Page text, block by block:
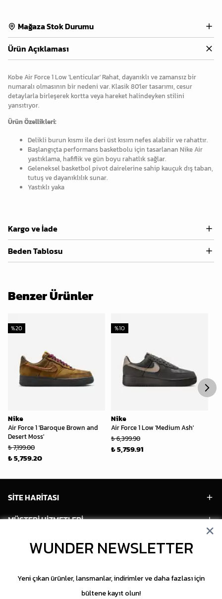
Mağaza Stok Durumu
Ürün Açıklaması
Kobe Air Force 1 Low 'Lenticular' Rahat, dayanıklı ve zamansız bir
numaralı olmasının bir nedeni var. Klasik 80'ler tasarımı, cesur
detaylarla birleşerek kortta veya hareket halindeyken stilini
yansıtıyor.
Ürün Özellikleri:
Delikli burun kısmı ile deri üst kısım nefes alabilir ve rahattır.
Başlangıçta performans basketbolu için tasarlanan Nike Air
yastıklama, hafiflik ve gün boyu rahatlık sağlar.
Geleneksel basketbol pivot dairelerine sahip kauçuk dış taban,
tutuş ve dayanıklılık sunar.
Yastıklı yaka
Kargo ve İade
Beden Tablosu
Benzer Ürünler
Nike
Air Force 1 'Baroque Brown and
Desert Moss'
%20
₺ 7,199.00
₺ 5,759.20
Nike
Air Force 1 Low 'Medium Ash'
%10
₺ 6,399.90
₺ 5,759.91
SİTE HARİTASI
MÜŞTERİ HİZMETLERİ
HESABIMWUNDER NEWSLETTER
Yeni çıkan ürünler, lansmanlar, indirimler ve daha fazlası için
bültene kayıt olun!